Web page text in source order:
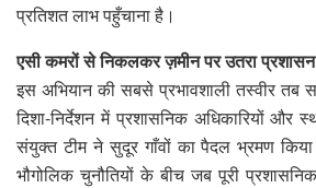
प्रतिशत लाभ पहुँचाना है।
एसी कमरों से निकलकर ज़मीन पर उतरा प्रशासन
इस अभियान की सबसे प्रभावशाली तस्वीर
दिशा-निर्देशन में प्रशासनिक अधिकारियों और
संयुक्त टीम ने सुदूर गाँवों का पैदल भ्रमण
भौगोलिक चुनौतियों के बीच जब पूरी